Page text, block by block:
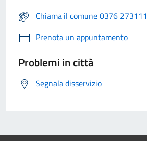
Chiama il comune 0376 273111
Prenota un appuntamento
Problemi in città
Segnala disservizio